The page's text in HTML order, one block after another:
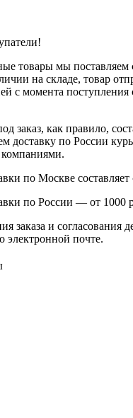
товары мы поставляем
на складе, товар
с момента
заказ, как правило,
доставку по России
по Москве составляет
по России — от 1000
заказа и согласования
электронной почте.